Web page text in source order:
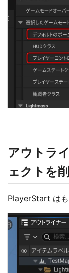
アウトラ
ェクトを
PlayerStart はも